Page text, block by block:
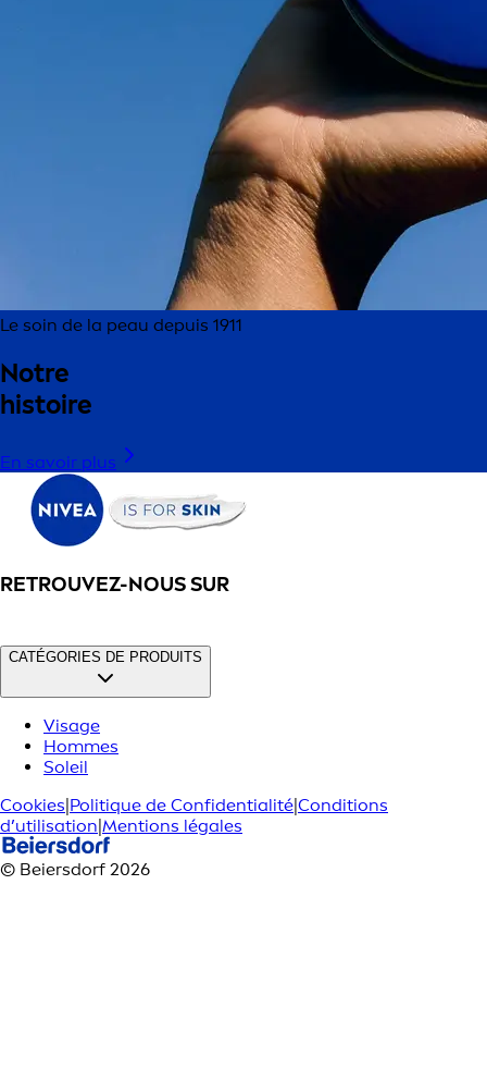
Le soin de la peau depuis 1911
Notre
histoire
En savoir plus
RETROUVEZ-NOUS SUR
CATÉGORIES DE PRODUITS
Visage
Hommes
Soleil
Cookies|Politique de Confidentialité|Conditions
d’utilisation|Mentions légales
© Beiersdorf 2026